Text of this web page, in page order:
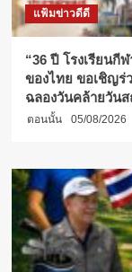
แฟ้มข่าวดีดี
“36 ปี โรงเรียนกี
ของไทย ขอเชิญร่
ฉลองวันคล้ายวันส
ตอนนั้น 05/08/2026